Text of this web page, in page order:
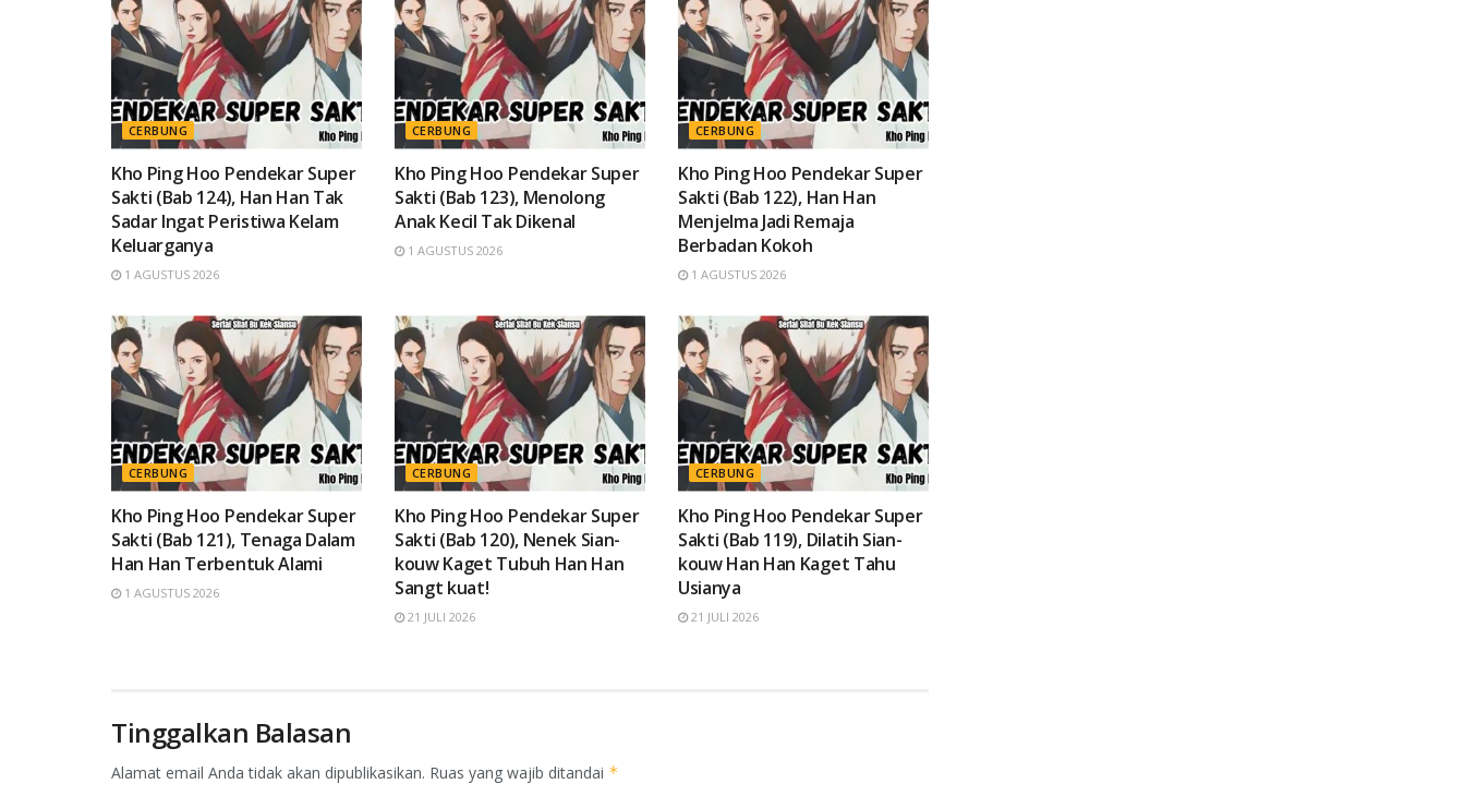
CERBUNG
Kho Ping Hoo Pendekar Super
Sakti (Bab 124), Han Han Tak
Sadar Ingat Peristiwa Kelam
Keluarganya
1 AGUSTUS 2026
CERBUNG
Kho Ping Hoo Pendekar Super
Sakti (Bab 123), Menolong
Anak Kecil Tak Dikenal
1 AGUSTUS 2026
CERBUNG
Kho Ping Hoo Pendekar Super
Sakti (Bab 122), Han Han
Menjelma Jadi Remaja
Berbadan Kokoh
1 AGUSTUS 2026
CERBUNG
Kho Ping Hoo Pendekar Super
Sakti (Bab 121), Tenaga Dalam
Han Han Terbentuk Alami
1 AGUSTUS 2026
CERBUNG
Kho Ping Hoo Pendekar Super
Sakti (Bab 120), Nenek Sian-
kouw Kaget Tubuh Han Han
Sangt kuat!
21 JULI 2026
CERBUNG
Kho Ping Hoo Pendekar Super
Sakti (Bab 119), Dilatih Sian-
kouw Han Han Kaget Tahu
Usianya
21 JULI 2026
Tinggalkan Balasan
Alamat email Anda tidak akan dipublikasikan. Ruas yang wajib ditandai *